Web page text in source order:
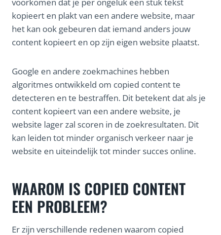
kopieert en plakt van een andere website, maar
het kan ook gebeuren dat iemand anders jouw
content kopieert en op zijn eigen website plaatst.
Google en andere zoekmachines hebben
algoritmes ontwikkeld om copied content te
detecteren en te bestraffen. Dit betekent dat als je
content kopieert van een andere website, je
website lager zal scoren in de zoekresultaten. Dit
kan leiden tot minder organisch verkeer naar je
website en uiteindelijk tot minder succes online.
WAAROM IS COPIED CONTENT
EEN PROBLEEM?
Er zijn verschillende redenen waarom copied